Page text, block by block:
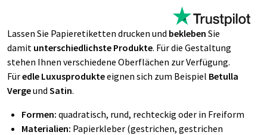
Lassen Sie Papieretiketten drucken und bekleben Sie
damit unterschiedlichste Produkte. Für die Gestaltung
stehen Ihnen verschiedene Oberflächen zur Verfügung.
Füredle Luxusprodukteeignen sich zum Beispiel Betulla
Vergeund Satin.
Formen: quadratisch, rund, rechteckig oder in Freiform
Materialien: Papierkleber (gestrichen, gestrichen